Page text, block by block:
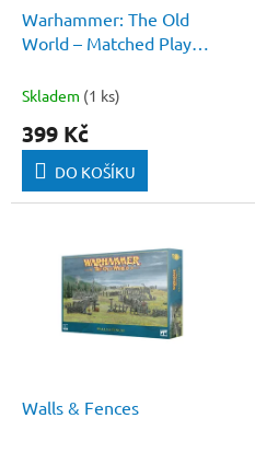
dWarhammer: The Old
World – Matched Play
Skladem (1 ks)
399 Kč
DO KOŠÍKU
Walls & Fences